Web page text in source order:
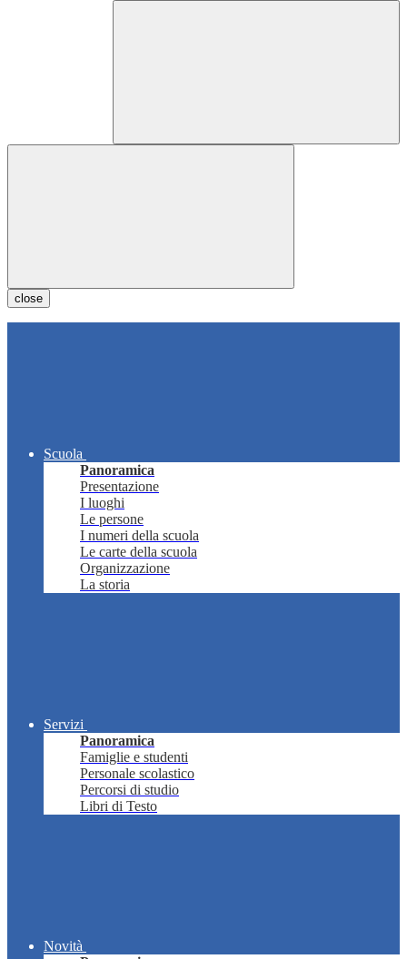
close
Scuola
Panoramica
Presentazione
I luoghi
Le persone
I numeri della scuola
Le carte della scuola
Organizzazione
La storia
Servizi
Panoramica
Famiglie e studenti
Personale scolastico
Percorsi di studio
Libri di Testo
Novità